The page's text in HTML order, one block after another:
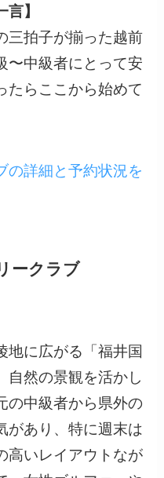
】
三拍子が揃った越前
〜中級者にとって安
たらここから始めて
の詳細と予約状況を
ークラブ
地に広がる「福井国
自然の景観を活かし
の中級者から県外の
があり、特に週末は
高いレイアウトなが